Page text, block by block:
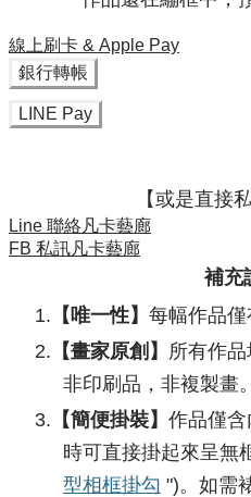
線上刷卡 & Apple Pay
銀行轉帳
LINE Pay
【或是直接
Line 聯絡凡卡藝廊
FB 私訊凡卡藝廊
補充
【唯一性】 每幅作品僅
【畫家原創】 所有作
非印刷品，非複製畫。
【簡便掛裝】 作品僅含
時可直接掛起來呈無
型相框掛勾 ")。如需